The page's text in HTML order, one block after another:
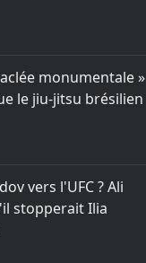
monumentale »
le jiu-jitsu brésilien
vers l'UFC ? Ali
stopperait Ilia